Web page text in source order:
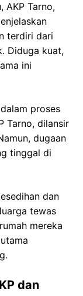
AKP Tarno,
terdiri dari
Diduga kuat,
ini
proses
Tarno, dilansir
dugaan
tinggal di
dan
tewas
mereka
dan